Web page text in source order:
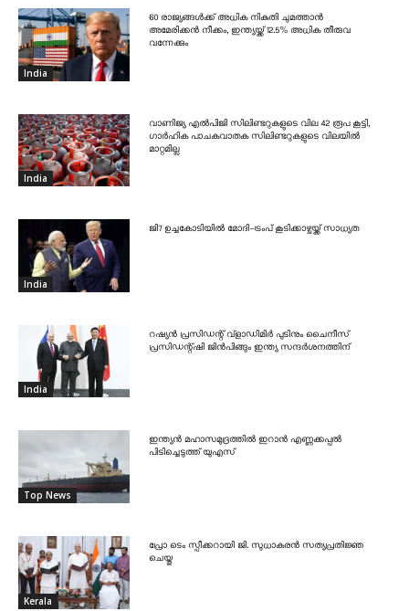
India
60 രാജ്യങ്ങൾക്ക് അധിക നികുതി ചുമത്താൻ
അമേരിക്കൻ നീക്കം, ഇന്ത്യയ്ക്ക് 12.5% അധിക തീരുവ
വന്നേക്കും
India
വാണിജ്യ എൽപിജി സിലിണ്ടറുകളുടെ വില 42 രൂപ കൂട്ടി,
ഗാർഹിക പാചകവാതക സിലിണ്ടറുകളുടെ വിലയിൽ
മാറ്റമില്ല
India
ജി7 ഉച്ചകോടിയിൽ മോദി-ട്രംപ് കൂടിക്കാഴ്ചയ്ക്ക് സാധ്യത
India
റഷ്യൻ പ്രസിഡന്റ് വ്‌ളാഡിമിർ പുടിനും ചൈനീസ്
പ്രസിഡന്റ്ഷി ജിൻപിങ്ങും ഇന്ത്യ സന്ദർശനത്തിന്
Top News
ഇന്ത്യൻ മഹാസമുദ്രത്തിൽ ഇറാൻ എണ്ണക്കപ്പൽ
പിടിച്ചെടുത്ത് യുഎസ്
Kerala
പ്രോ ടെം സ്പീക്കറായി ജി. സുധാകരൻ സത്യപ്രതിജ്ഞ
ചെയ്തു